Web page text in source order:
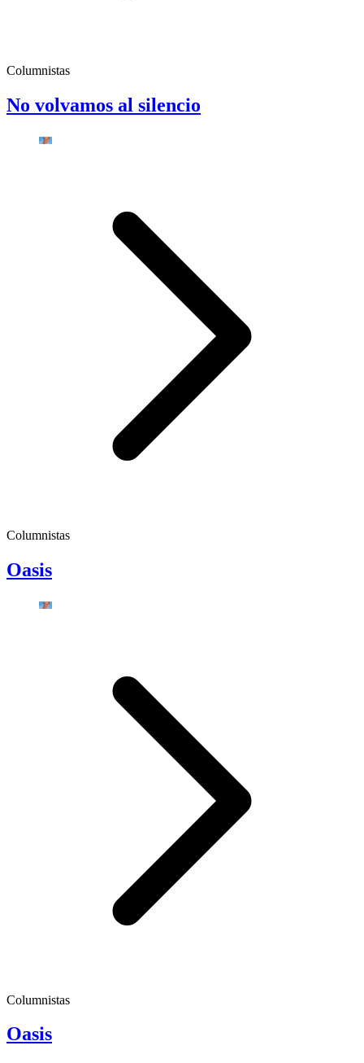
Columnistas
No volvamos al silencio
Columnistas
Oasis
Columnistas
Oasis